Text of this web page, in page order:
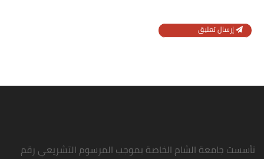
إرسال تعليق
تأسست جامعة الشام الخاصة بموجب المرسوم التشريعي رقم